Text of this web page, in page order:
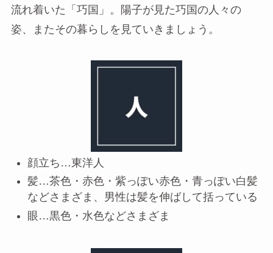
流れ着いた「巧国」。陽子が見た巧国の人々の
姿、またその暮らしを見ていきましょう。
顔立ち…東洋人
髪…茶色・赤色・紫っぽい赤色・青っぽい白髪
などさまざま、男性は髪を伸ばして括っている
眼…黒色・水色などさまざま